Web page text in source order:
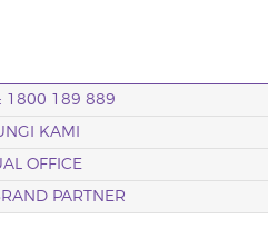
1800 189 889
KAMI
OFFICE
PARTNER